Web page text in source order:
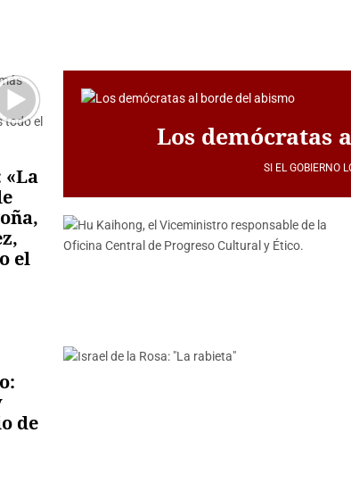
el
de
Los demócratas
SI EL GOBIERNO